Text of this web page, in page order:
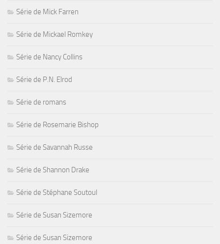
Série de Mick Farren
Série de Mickael Romkey
Série de Nancy Collins
Série de P.N. Elrod
Série de romans
Série de Rosemarie Bishop
Série de Savannah Russe
Série de Shannon Drake
Série de Stéphane Soutoul
Série de Susan Sizemore
Série de Susan Sizemore